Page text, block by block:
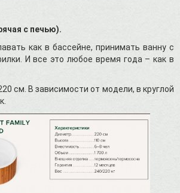
с печью).
как в бассейне, принимать ванну с
И все это любое время года – как в
см. В зависимости от модели, в круглой